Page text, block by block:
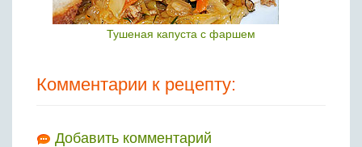
Тушеная капуста с фаршем
Комментарии к рецепту:
Добавить комментарий